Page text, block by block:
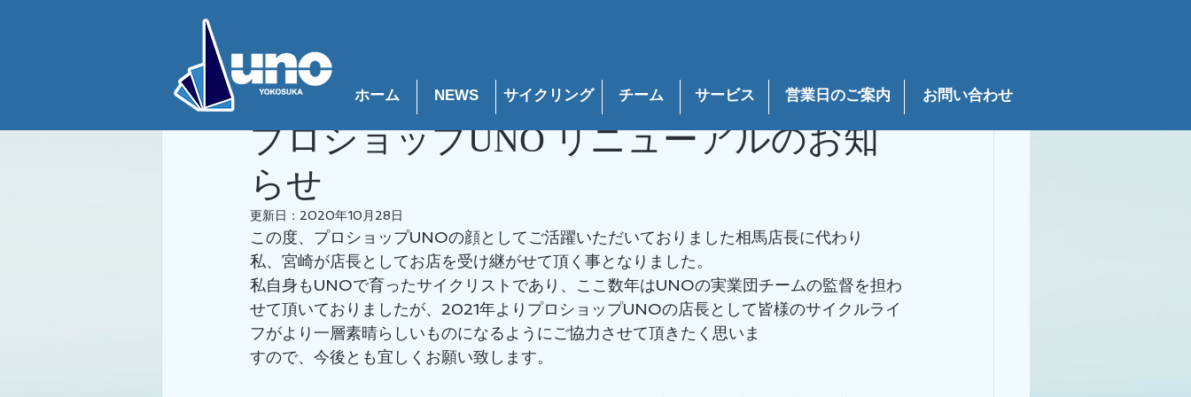
全ての記事
プロショップUNO リニューアルのお知
らせ
2020年10月22日 読了時間: 1分
更新日： 2020年10月28日
この度、プロショップUNOの顔としてご活躍いただいておりました相馬店長に代わり
私、宮崎が店長としてお店を受け継がせて頂く事となりました。
私自身もUNOで育ったサイクリストであり、ここ数年はUNOの実業団チームの監督を担わ
せて頂いておりましたが、2021年よりプロショップUNOの店長として皆様のサイクルライ
フがより一層素晴らしいものになるようにご協力させて頂きたく思いま
すので、今後とも宜しくお願い致します。
ホーム NEWS サイクリング チーム ​サービス 営業日のご案内 お問い合わせ